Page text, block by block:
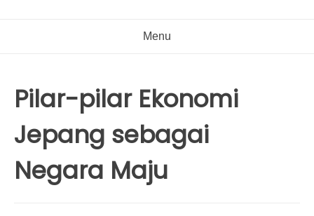
Menu
Pilar-pilar Ekonomi
Jepang sebagai
Negara Maju